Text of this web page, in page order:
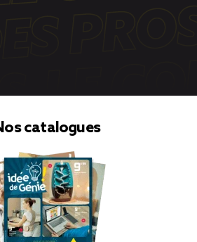
catalogues